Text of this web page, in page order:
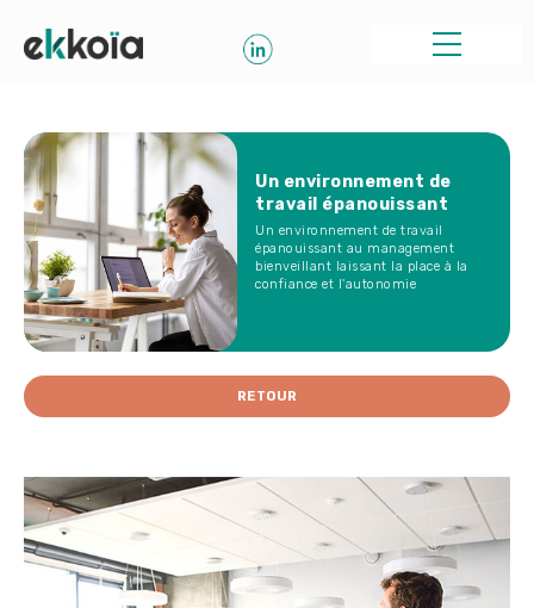
Un environnement de
travail épanouissant
Un environnement de travail
épanouissant au management
bienveillant laissant la place à la
confiance et l'autonomie
RETOUR